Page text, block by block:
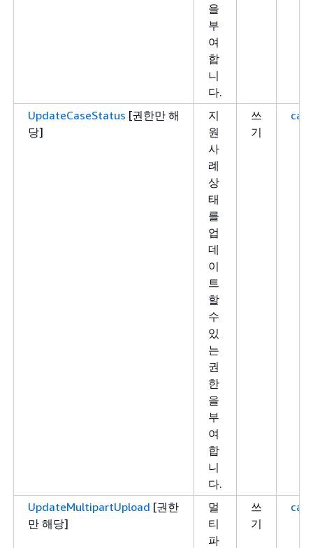
을
부
여
합
니
다.
UpdateCaseStatus [권한만 해
당]
지
원
사
례
상
태
를
업
데
이
트
할
수
있
는
권
한
을
부
여
합
니
다.
쓰
기
UpdateMultipartUpload [권한
만 해당]
멀
티
파
쓰
기